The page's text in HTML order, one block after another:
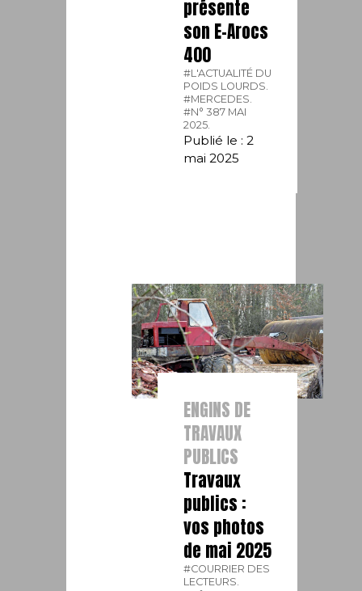
présente
son E-Arocs
400
#L'ACTUALITÉ DU
POIDS LOURDS.
#MERCEDES.
#N° 387 MAI
2025.
Publié le : 2
mai 2025
ENGINS DE
TRAVAUX
PUBLICS
Travaux
publics :
vos photos
de mai 2025
#COURRIER DES
LECTEURS.